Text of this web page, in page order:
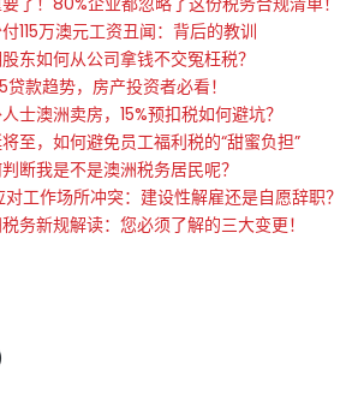
付115万澳元工资丑闻：背后的教训
东如何从公司拿钱不交冤枉税？
贷款趋势，房产投资者必看！
士澳洲卖房，15%预扣税如何避坑？
将至，如何避免员工福利税的“甜蜜负担”
断我是不是澳洲税务居民呢？
对工作场所冲突：建设性解雇还是自愿辞职？
务新规解读：您必须了解的三大变更！